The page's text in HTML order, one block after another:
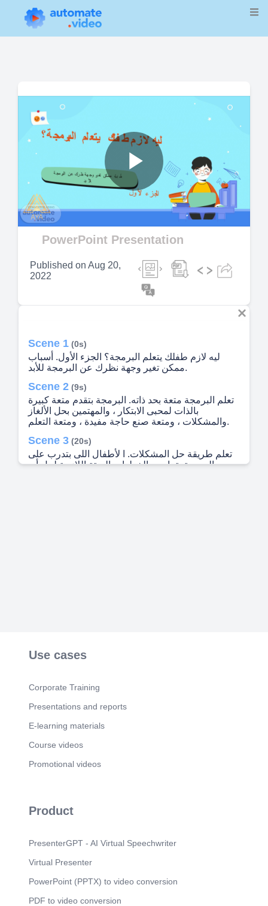
Play
Video
PowerPoint Presentation
Published on Aug 20,
2022
Scene 1 (0s)
ليه لازم طفلك يتعلم البرمجة؟ الجزء الأول. أسباب
ممكن تغير وجهة نظرك عن البرمجة للأبد.
Scene 2 (9s)
تعلم البرمجة متعة بحد ذاته. البرمجة بتقدم متعة كبيرة
بالذات لمحبى الابتكار ، والمهتمين بحل الألغاز
والمشكلات ، ومتعة صنع حاجة مفيدة ، ومتعة التعلم.
Scene 3 (20s)
تعلم طريقة حل المشكلات. ا لأطفال اللى بتدرب على
البرمجة بتمارس الخطوات الستة اللازمة لحل أى
Use cases
Corporate Training
Presentations and reports
E-learning materials
Course videos
Promotional videos
Product
PresenterGPT - AI Virtual Speechwriter
Virtual Presenter
PowerPoint (PPTX) to video conversion
PDF to video conversion